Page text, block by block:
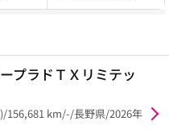
プラドＴＸリミテッ
156,681 km/-/長野県/2026年